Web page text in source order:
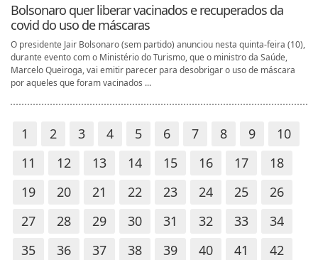
Bolsonaro quer liberar vacinados e recuperados da
covid do uso de máscaras
O presidente Jair Bolsonaro (sem partido) anunciou nesta quinta-feira (10),
durante evento com o Ministério do Turismo, que o ministro da Saúde,
Marcelo Queiroga, vai emitir parecer para desobrigar o uso de máscara
por aqueles que foram vacinados ...
1 2 3 4 5 6 7 8 9
10
11
12 13 14 15 16 17
18
19
20 21 22 23 24 25
26
27
28 29 30 31 32 33
34
35
36 37 38 39 40 41
42